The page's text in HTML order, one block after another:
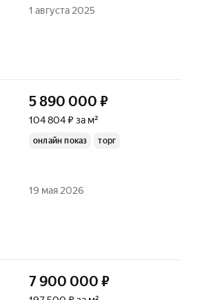
1 августа 2025
5 890 000 ₽
104 804 ₽ за м²
онлайн показ торг
19 мая 2026
7 900 000 ₽